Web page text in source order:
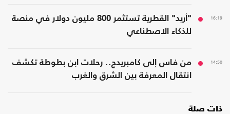
16:19
"أريد" القطرية تستثمر 800 مليون دولار في منصة
للذكاء الاصطناعي
14:50
من فاس إلى كامبريدج.. رحلات ابن بطوطة تكشف
انتقال المعرفة بين الشرق والغرب
ذات صلة